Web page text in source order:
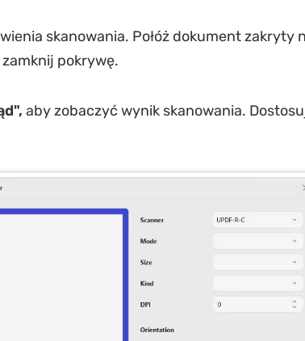
skanowania. Połóż dokument zakryty
pokrywę.
aby zobaczyć wynik skanowania.